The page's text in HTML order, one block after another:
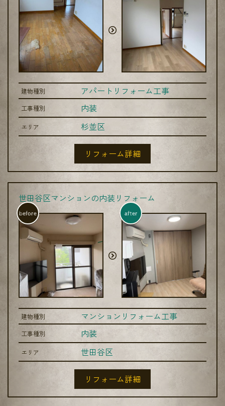
建物種別 アパートリフォーム工事
工事種別 内装
エリア 杉並区
リフォーム詳細
世田谷区マンションの内装リフォーム
before after
建物種別 マンションリフォーム工事
工事種別 内装
エリア 世田谷区
リフォーム詳細